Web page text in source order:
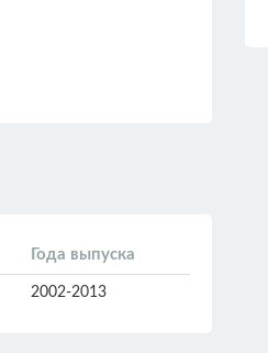
Года выпуска
2002-2013